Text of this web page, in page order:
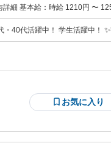
1度流れを覚えてしま
度はご自身のペースで働けます
ので、 初めてでも問題なし！
になるかと思いますが、 業務
ないので、 徐々に業務に慣れ
らは引かれません
相談ください。 固定シフトの
院、施設、幼稚園、自衛隊、
円 〜 1250円 ※常温・チルド・冷凍など 担当する倉
有 ◆フォークリフト運転免許
！ ✨歓迎 └未経験者OK └ブランクのある方 └フリーター
お気に入り